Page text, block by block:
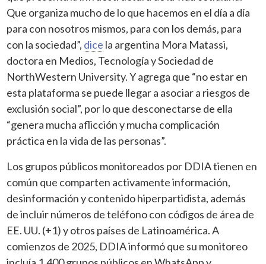
Que organiza mucho de lo que hacemos en el día a día
para con nosotros mismos, para con los demás, para
con la sociedad”, dice la argentina Mora Matassi,
doctora en Medios, Tecnología y Sociedad de
NorthWestern University. Y agrega que “no estar en
esta plataforma se puede llegar a asociar a riesgos de
exclusión social”, por lo que desconectarse de ella
“genera mucha aflicción y mucha complicación
práctica en la vida de las personas”.
Los grupos públicos monitoreados por DDIA tienen en
común que comparten activamente información,
desinformación y contenido hiperpartidista, además
de incluir números de teléfono con códigos de área de
EE. UU. (+1) y otros países de Latinoamérica. A
comienzos de 2025, DDIA informó que su monitoreo